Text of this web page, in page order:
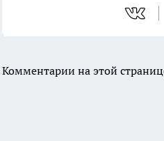
Комментарии на этой